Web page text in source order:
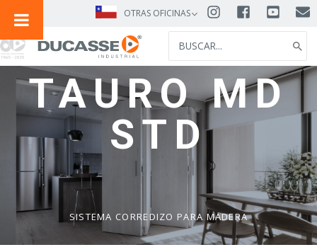
CONTENIDO
OTRAS OFICINAS
FOR:
TAURO MD
STD
SISTEMA CORREDIZO PARA MADERA